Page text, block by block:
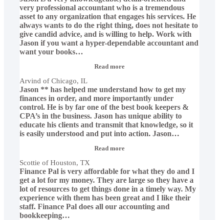
very professional accountant who is a tremendous
asset to any organization that engages his services. He
always wants to do the right thing, does not hesitate to
give candid advice, and is willing to help. Work with
Jason if you want a hyper-dependable accountant and
want your books…
Read more“Arvind
IL”
Arvind of Chicago, IL
Jason ** has helped me understand how to get my
finances in order, and more importantly under
control. He is by far one of the best book keepers &
CPA’s in the business. Jason has unique ability to
educate his clients and transmit that knowledge, so it
is easily understood and put into action. Jason…
Read more“Scottie
TX”
Scottie of Houston, TX
Finance Pal is very affordable for what they do and I
get a lot for my money. They are large so they have a
lot of resources to get things done in a timely way. My
experience with them has been great and I like their
staff. Finance Pal does all our accounting and
bookkeeping…